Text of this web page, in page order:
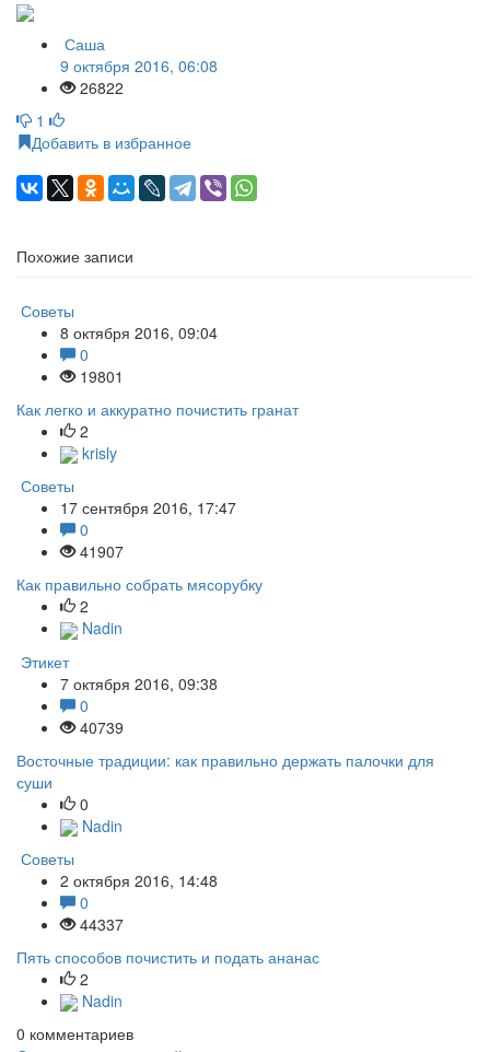
Саша
9 октября 2016, 06:08
26822
1
Добавить в избранное
Похожие записи
Советы
8 октября 2016, 09:04
0
19801
Как легко и аккуратно почистить гранат
2
krisly
Советы
17 сентября 2016, 17:47
0
41907
Как правильно собрать мясорубку
2
Nadin
Этикет
7 октября 2016, 09:38
0
40739
Восточные традиции: как правильно держать палочки для
суши
0
Nadin
Советы
2 октября 2016, 14:48
0
44337
Пять способов почистить и подать ананас
2
Nadin
0 комментариев